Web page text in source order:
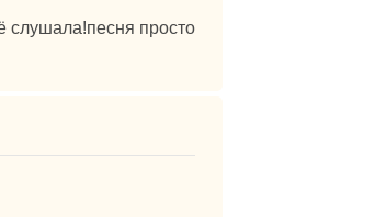
слушала!песня просто